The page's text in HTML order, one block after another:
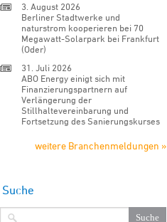
3. August 2026
Berliner Stadtwerke und
naturstrom kooperieren bei 70
Megawatt-Solarpark bei Frankfurt
(Oder)
31. Juli 2026
ABO Energy einigt sich mit
Finanzierungspartnern auf
Verlängerung der
Stillhaltevereinbarung und
Fortsetzung des Sanierungskurses
weitere Branchenmeldungen »
Suche